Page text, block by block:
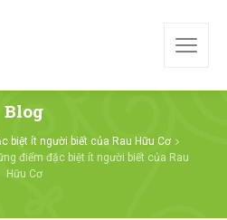
Blog
biệt ít người biết của Rau Hữu Cơ
điểm đặc biệt ít người biết của Rau
Hữu Cơ